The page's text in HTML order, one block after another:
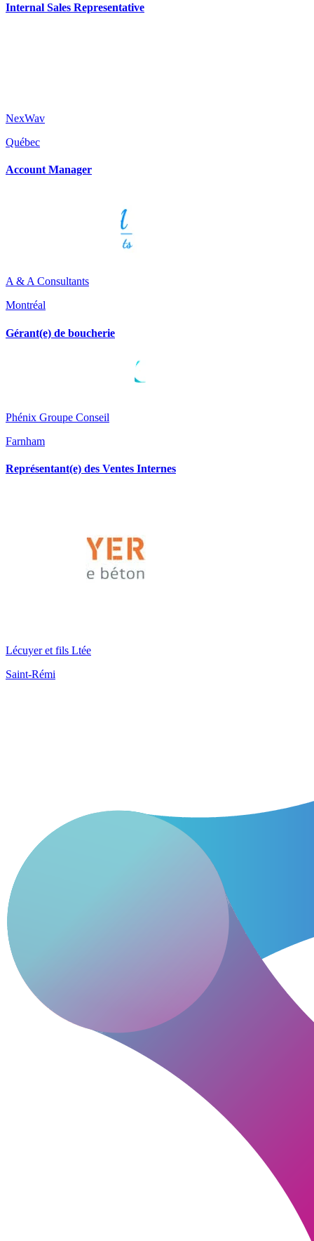
Internal Sales Representative
NexWav
Québec
Account Manager
A & A Consultants
Montréal
Gérant(e) de boucherie
Phénix Groupe Conseil
Farnham
Représentant(e) des Ventes Internes
Lécuyer et fils Ltée
Saint-Rémi